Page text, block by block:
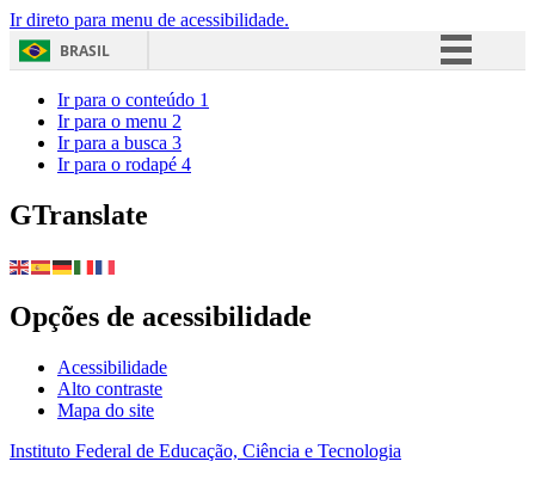
Ir direto para menu de acessibilidade.
BRASIL
Ir para o conteúdo 1
Ir para o menu 2
Ir para a busca 3
Ir para o rodapé 4
GTranslate
Opções de acessibilidade
Acessibilidade
Alto contraste
Mapa do site
Instituto Federal de Educação, Ciência e Tecnologia